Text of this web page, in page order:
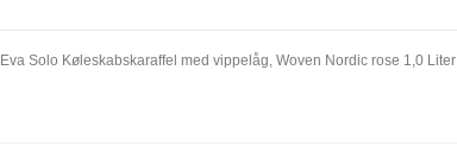
Eva Solo Køleskabskaraffel med vippelåg, Woven Nordic rose 1,0 Liter